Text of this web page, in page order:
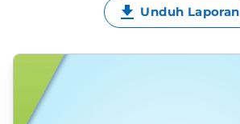
Unduh Laporan